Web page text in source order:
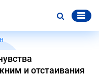
и отстаивания